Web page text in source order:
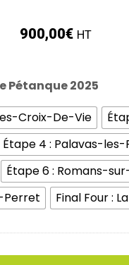
900,00€ HT
Pétanque 2025
Croix-De-Vie
Étape 4 : Palavas-les-
Étape 6 : Romans-
Perret
Final Four :